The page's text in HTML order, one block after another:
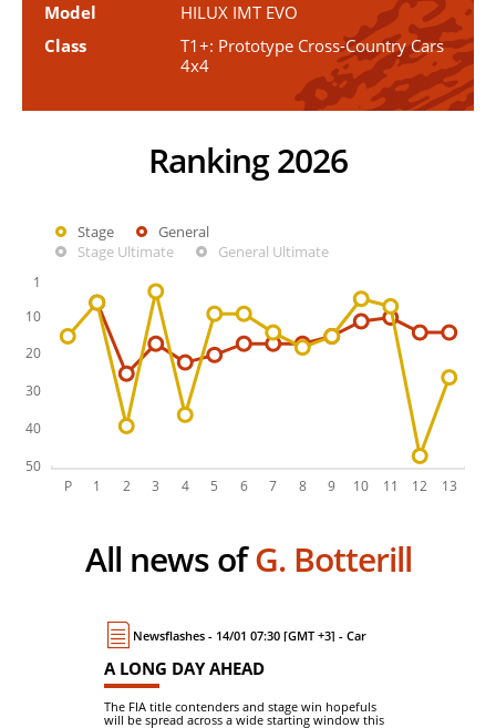
Model
HILUX IMT EVO
Class
T1+: Prototype Cross-Country Cars
4x4
Ranking 2026
Stage
General
Stage Ultimate
General Ultimate
All news ofG. Botterill
Newsflashes - 14/01 07:30 [GMT +3] - Car
A LONG DAY AHEAD
The FIA title contenders and stage win hopefuls
will be spread across a wide starting window this